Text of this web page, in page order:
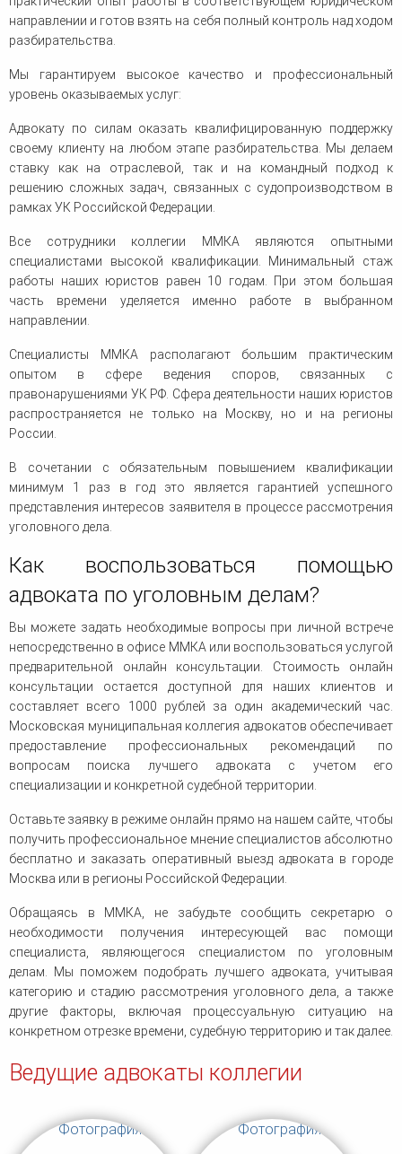
направлении и готов взять на себя полный контроль над ходом
разбирательства.
Мы гарантируем высокое качество и профессиональный
уровень оказываемых услуг:
Адвокату по силам оказать квалифицированную поддержку
своему клиенту на любом этапе разбирательства. Мы делаем
ставку как на отраслевой, так и на командный подход к
решению сложных задач, связанных с судопроизводством в
рамках УК Российской Федерации.
Все сотрудники коллегии ММКА являются опытными
специалистами высокой квалификации. Минимальный стаж
работы наших юристов равен 10 годам. При этом большая
часть времени уделяется именно работе в выбранном
направлении.
Специалисты ММКА располагают большим практическим
опытом в сфере ведения споров, связанных с
правонарушениями УК РФ. Сфера деятельности наших юристов
распространяется не только на Москву, но и на регионы
России.
В сочетании с обязательным повышением квалификации
минимум 1 раз в год это является гарантией успешного
представления интересов заявителя в процессе рассмотрения
уголовного дела.
Как воспользоваться помощью
адвоката по уголовным делам?
Вы можете задать необходимые вопросы при личной встрече
непосредственно в офисе ММКА или воспользоваться услугой
предварительной онлайн консультации. Стоимость онлайн
консультации остается доступной для наших клиентов и
составляет всего 1000 рублей за один академический час.
Московская муниципальная коллегия адвокатов обеспечивает
предоставление профессиональных рекомендаций по
вопросам поиска лучшего адвоката с учетом его
специализации и конкретной судебной территории.
Оставьте заявку в режиме онлайн прямо на нашем сайте, чтобы
получить профессиональное мнение специалистов абсолютно
бесплатно и заказать оперативный выезд адвоката в городе
Москва или в регионы Российской Федерации.
Обращаясь в ММКА, не забудьте сообщить секретарю о
необходимости получения интересующей вас помощи
специалиста, являющегося специалистом по уголовным
делам. Мы поможем подобрать лучшего адвоката, учитывая
категорию и стадию рассмотрения уголовного дела, а также
другие факторы, включая процессуальную ситуацию на
конкретном отрезке времени, судебную территорию и так далее.
Ведущие адвокаты коллегии